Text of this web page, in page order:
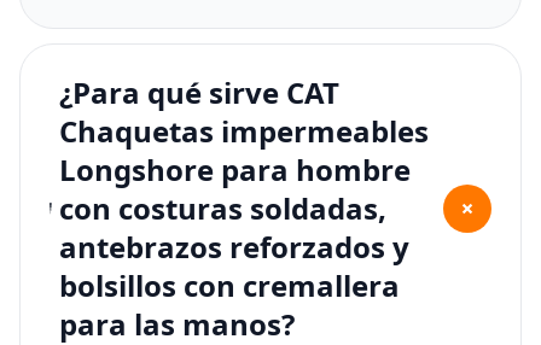
¿Para qué sirve CAT
Chaquetas impermeables
Longshore para hombre
con costuras soldadas,
antebrazos reforzados y
bolsillos con cremallera
para las manos?
+